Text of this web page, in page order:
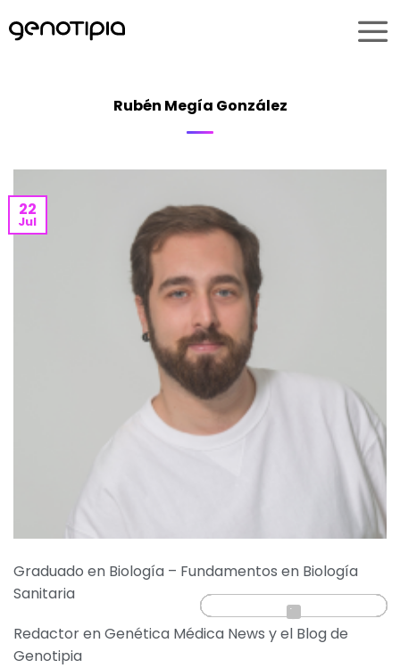
al
Rubén Megía González
22
Jul
Graduado en Biología – Fundamentos en Biología
Sanitaria
Redactor en Genética Médica News y el Blog de
Genotipia